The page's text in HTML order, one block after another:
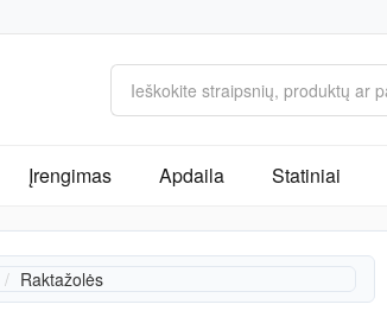
Įrengimas Apdaila Statiniai
Raktažolės